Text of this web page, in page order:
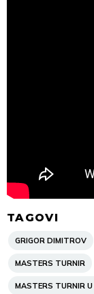
TAGOVI
GRIGOR DIMITROV
MASTERS TURNIR
MASTERS TURNIR